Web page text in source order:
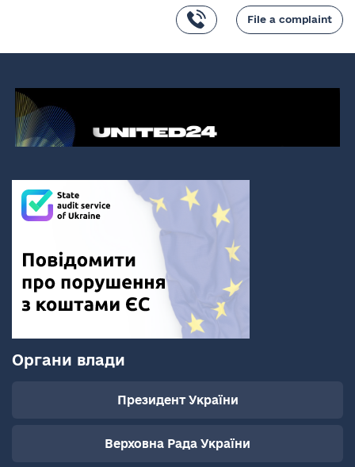
File a complaint
Органи влади
Президент України
Верховна Рада України